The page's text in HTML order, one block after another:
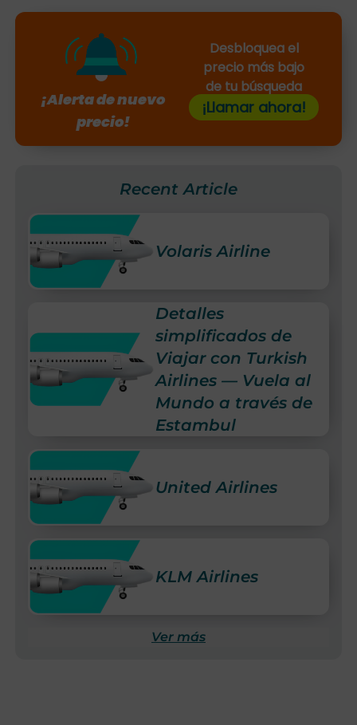
¡Alerta de nuevo
precio!
Desbloquea el
precio más bajo
de tu búsqueda
¡Llamar ahora!
Recent Article
Volaris Airline
Detalles
simplificados de
Viajar con Turkish
Airlines — Vuela al
Mundo a través de
Estambul
United Airlines
KLM Airlines
Ver más